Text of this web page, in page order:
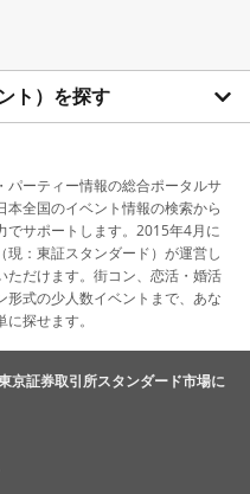
ト）を探す
パーティー情報の総合ポータルサ
全国のイベント情報の検索から
でサポートします。2015年4月に
：東証スタンダード）が運営し
ただけます。街コン、恋活・婚活
式の少人数イベントまで、あな
探せます。
京証券取引所スタンダード市場に